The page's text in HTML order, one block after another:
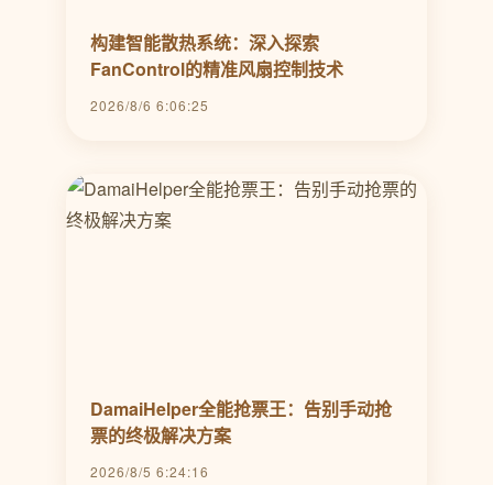
构建智能散热系统：深入探索
FanControl的精准风扇控制技术
2026/8/6 6:06:25
DamaiHelper全能抢票王：告别手动抢
票的终极解决方案
2026/8/5 6:24:16